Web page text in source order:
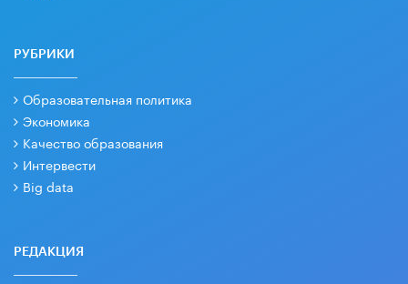
РУБРИКИ
Образовательная политика
Экономика
Качество образования
Интервести
Big data
РЕДАКЦИЯ